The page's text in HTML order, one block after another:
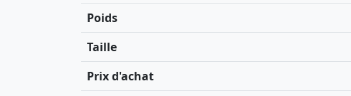
Poids
Taille
Prix d'achat